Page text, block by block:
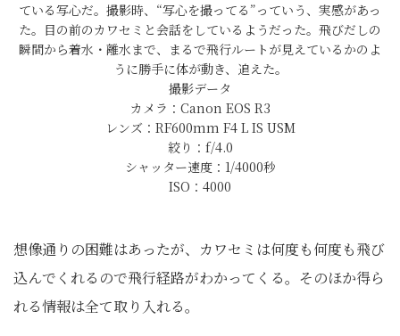
ている写心だ。撮影時、“写心を撮ってる”っていう、実感があっ
た。目の前のカワセミと会話をしているようだった。飛びだしの
瞬間から着水・離水まで、まるで飛行ルートが見えているかのよ
うに勝手に体が動き、追えた。
撮影データ
カメラ：Canon EOS R3
レンズ：RF600mm F4 L IS USM
絞り：f/4.0
シャッター速度：1/4000秒
ISO：4000
想像通りの困難はあったが、カワセミは何度も何度も飛び
込んでくれるので飛行経路がわかってくる。そのほか得ら
れる情報は全て取り入れる。